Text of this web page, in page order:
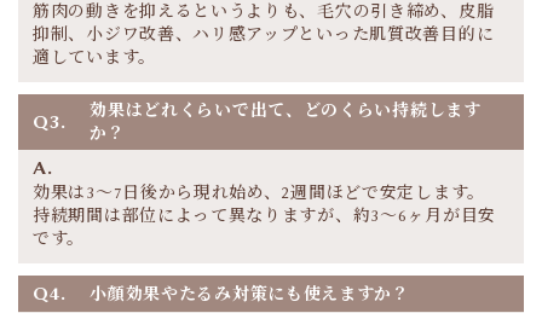
筋肉の動きを抑えるというよりも、毛穴の引き締め、皮脂
抑制、小ジワ改善、ハリ感アップといった肌質改善目的に
適しています。
Q3.
効果はどれくらいで出て、どのくらい持続します
か？
A.
効果は3〜7日後から現れ始め、2週間ほどで安定します。
持続期間は部位によって異なりますが、約3〜6ヶ月が目安
です。
Q4. 小顔効果やたるみ対策にも使えますか？